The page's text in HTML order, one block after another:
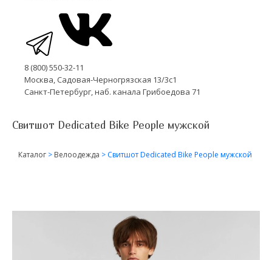
8 (800) 550-32-11
Москва, Садовая-Черногрязская 13/3с1
Санкт-Петербург, наб. канала Грибоедова 71
Свитшот Dedicated Bike People мужской
Каталог > Велоодежда > Свитшот Dedicated Bike People мужской